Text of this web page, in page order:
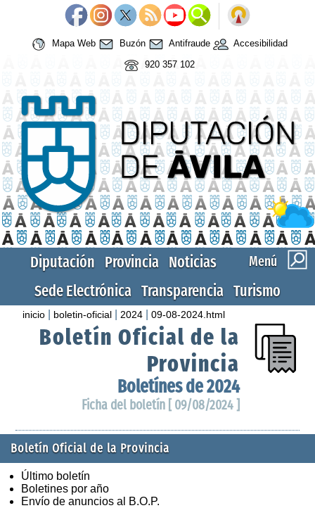
Mapa Web Buzón Antifraude
Accesibilidad
920 357 102
Menú
Diputación Provincia Noticias
Sede Electrónica Transparencia Turismo
inicio boletin-oficial 2024 |09-08-2024.html
Boletín Oficial de la
Provincia
Boletínes de 2024
Ficha del boletín [ 09/08/2024 ]
Boletín Oficial de la Provincia
Último boletín
Boletines por año
Envío de anuncios al B.O.P.